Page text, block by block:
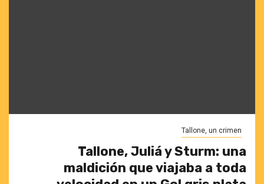
Tallone, un crimen
Tallone, Juliá y Sturm: una
maldición que viajaba a toda